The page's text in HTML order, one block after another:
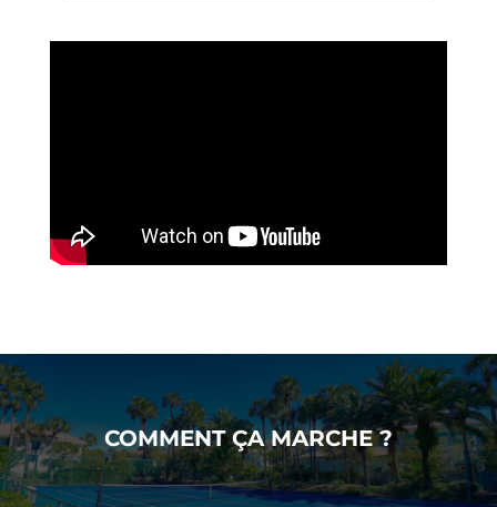
COMMENT ÇA MARCHE ?